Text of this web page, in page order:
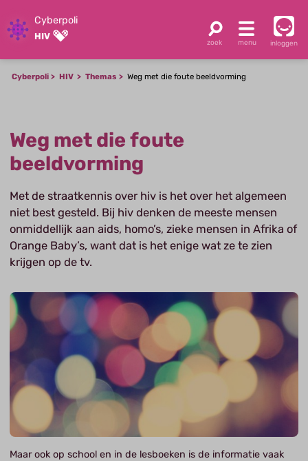
Cyberpoli
HIV
inloggen
Cyberpoli HIV Themas Weg met die foute beeldvorming
Weg met die foute
beeldvorming
Met de straatkennis over hiv is het over het algemeen
niet best gesteld. Bij hiv denken de meeste mensen
onmiddellijk aan aids, homo’s, zieke mensen in Afrika of
Orange Baby’s, want dat is het enige wat ze te zien
krijgen op de tv.
Maar ook op school en in de lesboeken is de informatie vaak